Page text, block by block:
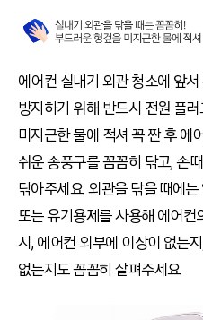
에어컨 실내기 외관 청소에 앞
방지하기 위해 반드시 전원 플
미지근한 물에 적셔 꼭 짠 후 에
쉬운 송풍구를 꼼꼼히 닦고, 손
닦아주세요. 외관을 닦을 때에
또는 유기용제를 사용해 에어컨
시, 에어컨 외부에 이상이 없는
없는지도 꼼꼼히 살펴주세요.